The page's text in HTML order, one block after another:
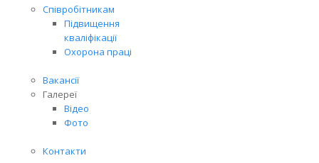
Співробітникам
Підвищення
кваліфікації
Охорона праці
Вакансії
Галереї
Відео
Фото
Контакти